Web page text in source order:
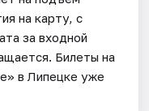
на карту, с
за входной
Билеты на
в Липецке уже